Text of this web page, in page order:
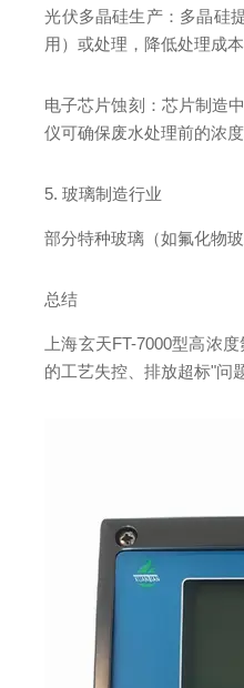
光伏多晶硅生产：多晶硅
用）或处理，降低处理成本
电子芯片蚀刻：芯片制造
仪可确保废水处理前的浓
5. 玻璃制造行业
部分特种玻璃（如氟化物
总结
上海玄天FT-7000型高浓
的工艺失控、排放超标"问